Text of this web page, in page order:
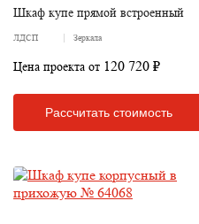
Шкаф купе прямой встроенный
ЛДСП Зеркала
Цена проекта от 120 720 ₽
Рассчитать стоимость